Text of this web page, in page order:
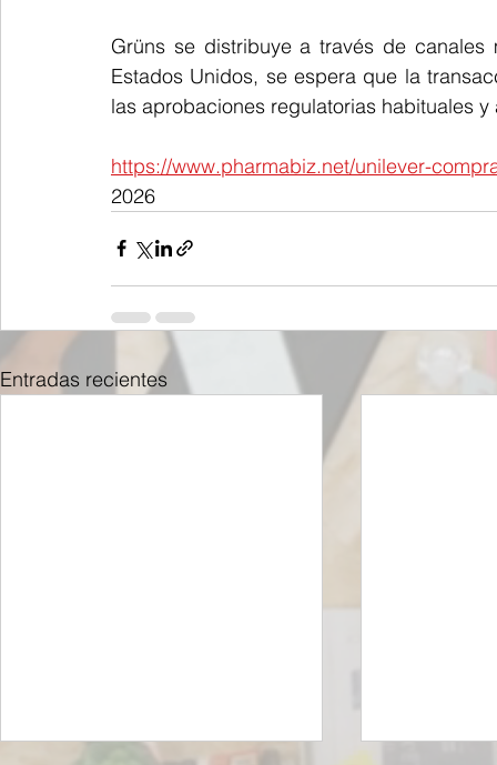
Grüns se distribuye a través de
Estados Unidos, se espera que la
las aprobaciones regulatorias habituales
https://www.pharmabiz.net/unilever-
2026
Entradas recientes